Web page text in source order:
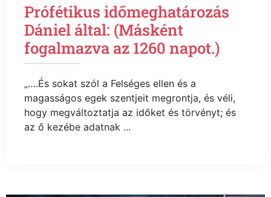
Prófétikus időmeghatározás
Dániel által: (Másként
fogalmazva az 1260 napot.)
„….És sokat szól a Felséges ellen és a
magasságos egek szentjeit megrontja, és véli,
hogy megváltoztatja az időket és törvényt; és
az ő kezébe adatnak ...